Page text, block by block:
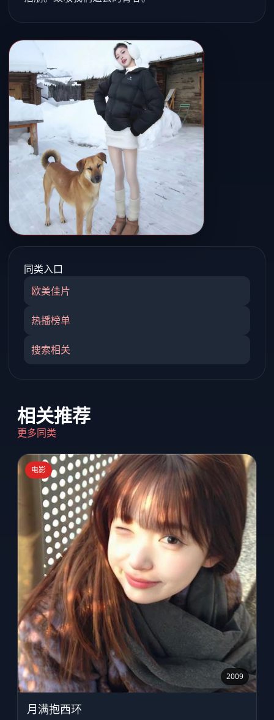
同类入口
欧美佳片
热播榜单
搜索相关
相关推荐
更多同类
电影
2009
月满抱西环